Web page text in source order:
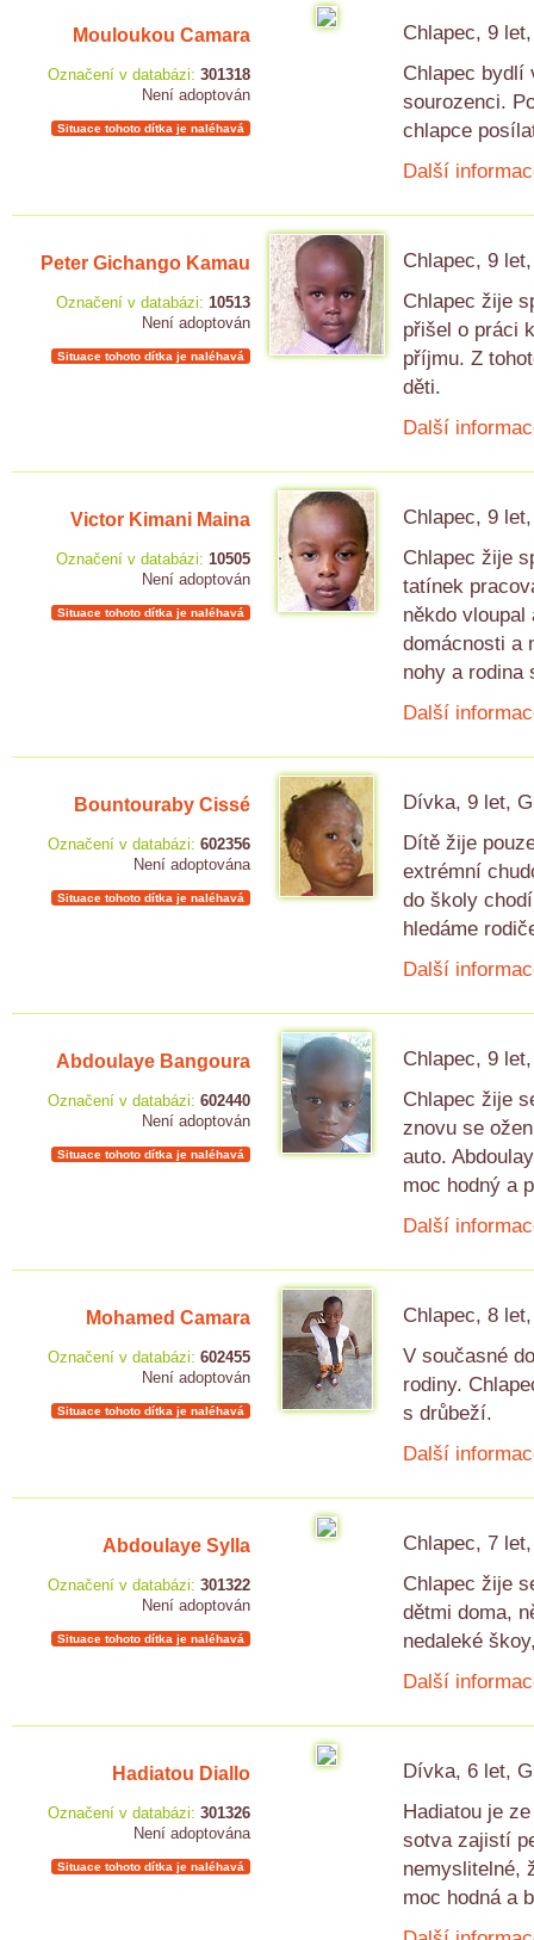
Mouloukou Camara
Označení v databázi: 301318
Není adoptován
Situace tohoto dítka je naléhavá
Chlapec, 9
Chlapec bydlí
sourozenci.
chlapce
Další
Peter Gichango Kamau
Označení v databázi: 10513
Není adoptován
Situace tohoto dítka je naléhavá
Chlapec, 9
Chlapec žije
přišel o práci
příjmu. Z
děti.
Další
Victor Kimani Maina
Označení v databázi: 10505
Není adoptován
Situace tohoto dítka je naléhavá
Chlapec, 9
Chlapec žije
tatínek
někdo
domácnosti a
nohy a rodina
Další
Bountouraby Cissé
Označení v databázi: 602356
Není adoptována
Situace tohoto dítka je naléhavá
Dívka, 9 let,
Dítě žije
extrémní
do školy
hledáme
Další
Abdoulaye Bangoura
Označení v databázi: 602440
Není adoptován
Situace tohoto dítka je naléhavá
Chlapec, 9
Chlapec žije
znovu se
auto.
moc hodný a
Další
Mohamed Camara
Označení v databázi: 602455
Není adoptován
Situace tohoto dítka je naléhavá
Chlapec, 8
V současné
rodiny.
s drůbeží.
Další
Abdoulaye Sylla
Označení v databázi: 301322
Není adoptován
Situace tohoto dítka je naléhavá
Chlapec, 7
Chlapec žije
dětmi doma,
nedaleké
Další
Hadiatou Diallo
Označení v databázi: 301326
Není adoptována
Situace tohoto dítka je naléhavá
Dívka, 6 let,
Hadiatou je
sotva zajistí
nemyslitelné,
moc hodná a